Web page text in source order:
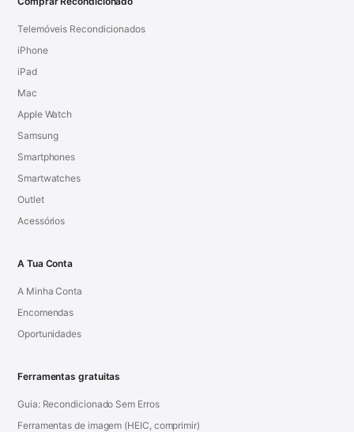
Telemóveis Recondicionados
iPhone
iPad
Mac
Apple Watch
Samsung
Smartphones
Smartwatches
Outlet
Acessórios
A Tua Conta
A Minha Conta
Encomendas
Oportunidades
Ferramentas gratuitas
Guia: Recondicionado Sem Erros
Ferramentas de imagem (HEIC, comprimir)